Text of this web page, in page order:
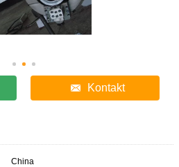
Kontakt
China